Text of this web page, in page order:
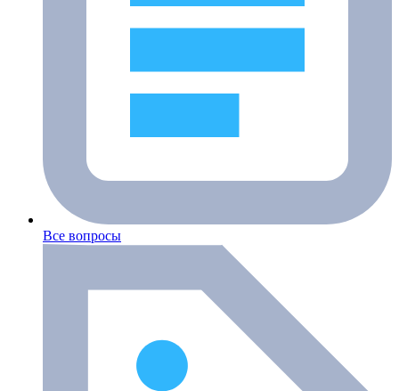
Все вопросы